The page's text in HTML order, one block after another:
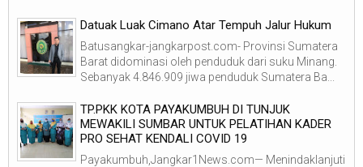
Datuak Luak Cimano Atar Tempuh Jalur Hukum
Batusangkar-jangkarpost.com- Provinsi Sumatera
Barat didominasi oleh penduduk dari suku Minang.
Sebanyak 4.846.909 jiwa penduduk Sumatera Ba...
TP.PKK KOTA PAYAKUMBUH DI TUNJUK
MEWAKILI SUMBAR UNTUK PELATIHAN KADER
PRO SEHAT KENDALI COVID 19
Payakumbuh,Jangkar1News.com— Menindaklanjuti